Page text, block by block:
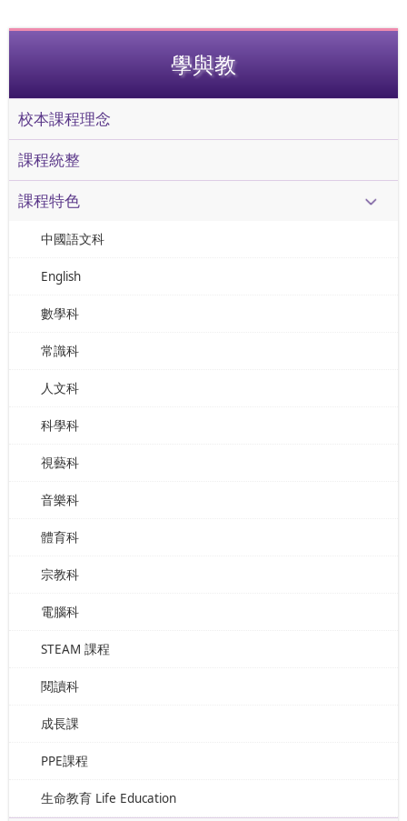
學與教
校本課程理念
課程統整
課程特色
中國語文科
English
數學科
常識科
人文科
科學科
視藝科
音樂科
體育科
宗教科
電腦科
STEAM 課程
閱讀科
成長課
PPE課程
生命教育 Life Education